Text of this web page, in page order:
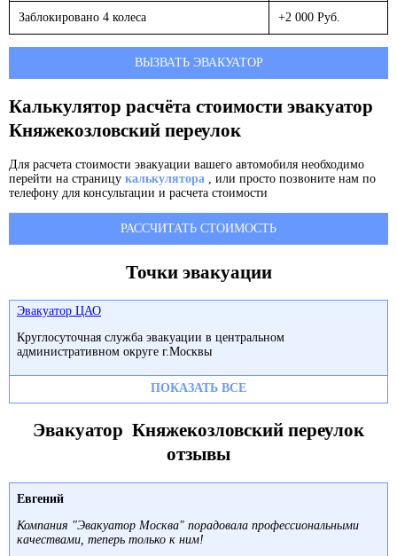
Заблокировано 4 колеса +2 000 Руб.
ВЫЗВАТЬ ЭВАКУАТОР
Калькулятор расчёта стоимости эвакуатор
Княжекозловский переулок
Для расчета стоимости эвакуации вашего автомобиля необходимо
перейти на страницу калькулятора , или просто позвоните нам по
телефону для консультации и расчета стоимости
РАССЧИТАТЬ СТОИМОСТЬ
Точки эвакуации
Эвакуатор ЦАО
Круглосуточная служба эвакуации в центральном
административном округе г.Москвы
ПОКАЗАТЬ ВСЕ
Эвакуатор Княжекозловский переулок
отзывы
Евгений
Компания "Эвакуатор Москва" порадовала профессиональными
качествами, теперь только к ним!